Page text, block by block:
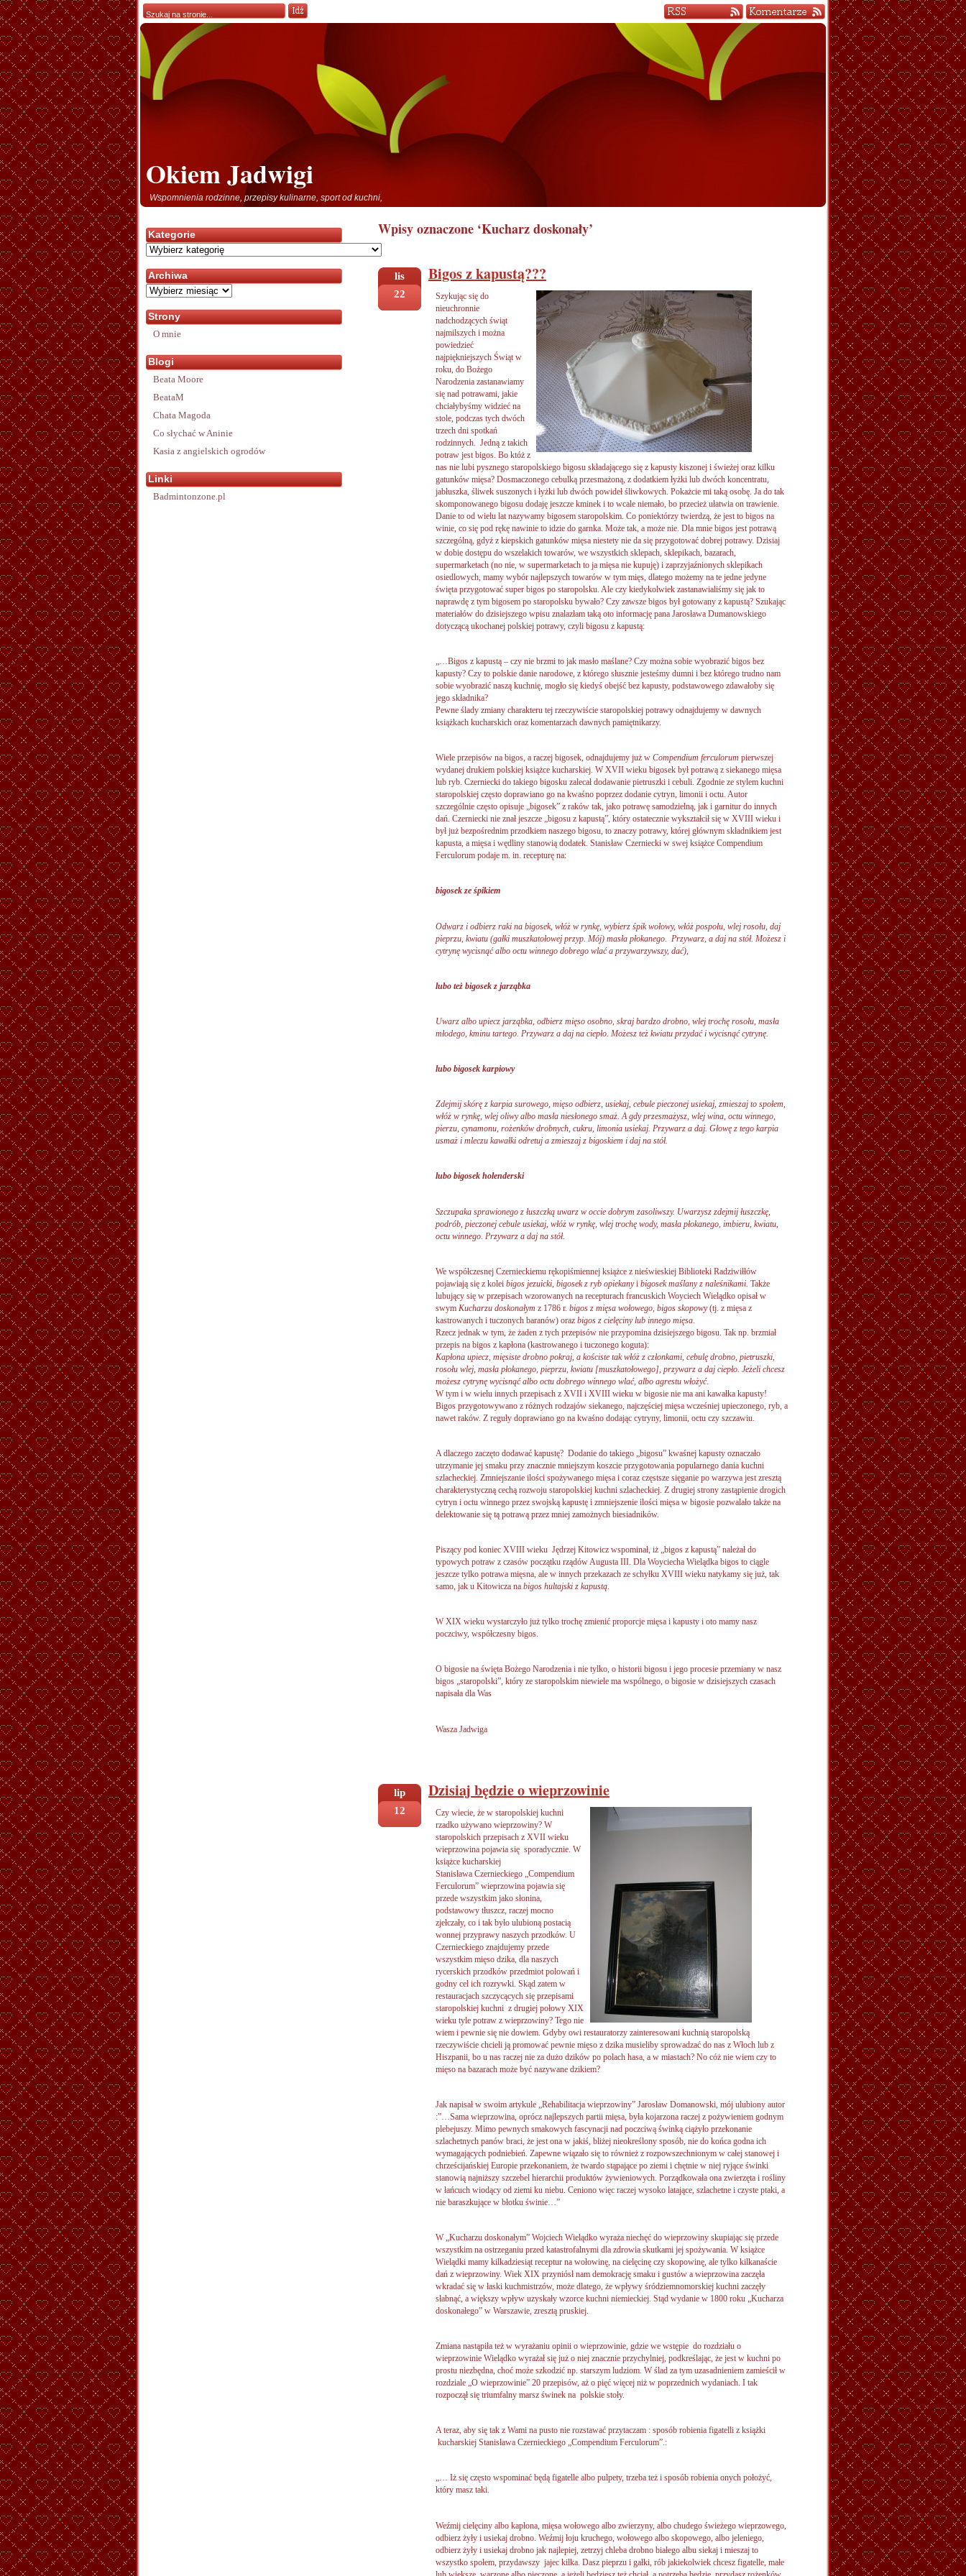
Okiem Jadwigi
Wspomnienia rodzinne, przepisy kulinarne, sport od kuchni,
Wpisy oznaczone ‘Kucharz doskonały’
lis
22
Bigos z kapustą???
Szykując się do
nieuchronnie
nadchodzących świąt
najmilszych i można
powiedzieć
najpiękniejszych Świąt w
roku, do Bożego
Narodzenia zastanawiamy
się nad potrawami, jakie
chciałybyśmy widzieć na
stole, podczas tych dwóch
trzech dni spotkań
rodzinnych. Jedną z takich
potraw jest bigos. Bo któż z
nas nie lubi pysznego staropolskiego bigosu składającego się z kapusty kiszonej i świeżej oraz kilku
gatunków mięsa? Dosmaczonego cebulką przesmażoną, z dodatkiem łyżki lub dwóch koncentratu,
jabłuszka, śliwek suszonych i łyżki lub dwóch powideł śliwkowych. Pokażcie mi taką osobę. Ja do tak
skomponowanego bigosu dodaję jeszcze kminek i to wcale niemało, bo przecież ułatwia on trawienie.
Danie to od wielu lat nazywamy bigosem staropolskim. Co poniektórzy twierdzą, że jest to bigos na
winie, co się pod rękę nawinie to idzie do garnka. Może tak, a może nie. Dla mnie bigos jest potrawą
szczególną, gdyż z kiepskich gatunków mięsa niestety nie da się przygotować dobrej potrawy. Dzisiaj
w dobie dostępu do wszelakich towarów, we wszystkich sklepach, sklepikach, bazarach,
supermarketach (no nie, w supermarketach to ja mięsa nie kupuję) i zaprzyjaźnionych sklepikach
osiedlowych, mamy wybór najlepszych towarów w tym mięs, dlatego możemy na te jedne jedyne
święta przygotować super bigos po staropolsku. Ale czy kiedykolwiek zastanawialiśmy się jak to
naprawdę z tym bigosem po staropolsku bywało? Czy zawsze bigos był gotowany z kapustą? Szukając
materiałów do dzisiejszego wpisu znalazłam taką oto informację pana Jarosława Dumanowskiego
dotyczącą ukochanej polskiej potrawy, czyli bigosu z kapustą:
„…Bigos z kapustą – czy nie brzmi to jak masło maślane? Czy można sobie wyobrazić bigos bez
kapusty? Czy to polskie danie narodowe, z którego słusznie jesteśmy dumni i bez którego trudno nam
sobie wyobrazić naszą kuchnię, mogło się kiedyś obejść bez kapusty, podstawowego zdawałoby się
jego składnika?
Pewne ślady zmiany charakteru tej rzeczywiście staropolskiej potrawy odnajdujemy w dawnych
książkach kucharskich oraz komentarzach dawnych pamiętnikarzy.
Wiele przepisów na bigos, a raczej bigosek, odnajdujemy już w Compendium ferculorum pierwszej
wydanej drukiem polskiej książce kucharskiej. W XVII wieku bigosek był potrawą z siekanego mięsa
lub ryb. Czerniecki do takiego bigosku zalecał dodawanie pietruszki i cebuli. Zgodnie ze stylem kuchni
staropolskiej często doprawiano go na kwaśno poprzez dodanie cytryn, limonii i octu. Autor
szczególnie często opisuje „bigosek” z raków tak, jako potrawę samodzielną, jak i garnitur do innych
dań. Czerniecki nie znał jeszcze „bigosu z kapustą”, który ostatecznie wykształcił się w XVIII wieku i
był już bezpośrednim przodkiem naszego bigosu, to znaczy potrawy, której głównym składnikiem jest
kapusta, a mięsa i wędliny stanowią dodatek. Stanisław Czerniecki w swej książce Compendium
Ferculorum podaje m. in. recepturę na:
bigosek ze śpikiem
Odwarz i odbierz raki na bigosek, włóż w rynkę, wybierz śpik wołowy, włóż pospołu, wlej rosołu, daj
pieprzu, kwiatu (gałki muszkatołowej przyp. Mój) masła płokanego. Przywarz, a daj na stół. Możesz i
cytrynę wycisnąć albo octu winnego dobrego wlać a przywarzywszy, dać),
lubo też bigosek z jarząbka
Uwarz albo upiecz jarząbka, odbierz mięso osobno, skraj bardzo drobno, wlej trochę rosołu, masła
młodego, kminu tartego. Przywarz a daj na ciepło. Możesz też kwiatu przydać i wycisnąć cytrynę.
lubo bigosek karpiowy
Zdejmij skórę z karpia surowego, mięso odbierz, usiekaj, cebule pieczonej usiekaj, zmieszaj to społem,
włóż w rynkę, wlej oliwy albo masła niesłonego smaż. A gdy przesmażysz, wlej wina, octu winnego,
pierzu, cynamonu, rożenków drobnych, cukru, limonia usiekaj. Przywarz a daj. Głowę z tego karpia
usmaż i mleczu kawałki odretuj a zmieszaj z bigoskiem i daj na stół.
lubo bigosek holenderski
Szczupaka sprawionego z łuszczką uwarz w occie dobrym zasoliwszy. Uwarzysz zdejmij łuszczkę,
podrób, pieczonej cebule usiekaj, włóż w rynkę, wlej trochę wody, masła płokanego, imbieru, kwiatu,
octu winnego. Przywarz a daj na stół.
We współczesnej Czernieckiemu rękopiśmiennej książce z nieświeskiej Biblioteki Radziwiłłów
pojawiają się z kolei bigos jezuicki, bigosek z ryb opiekanyi bigosek maślany z naleśnikami. Także
lubujący się w przepisach wzorowanych na recepturach francuskich Woyciech Wielądko opisał w
swym Kucharzu doskonałym z 1786 r. bigos z mięsa wołowego, bigos skopowy(tj. z mięsa z
kastrowanych i tuczonych baranów) oraz bigos z cielęciny lub innego mięsa
Rzecz jednak w tym, że żaden z tych przepisów nie przypomina dzisiejszego bigosu. Tak np. brzmiał
przepis na bigos z kapłona (kastrowanego i tuczonego koguta):
Kapłona upiecz, mięsiste drobno pokraj, a kościste tak włóż z członkami, cebulę drobno, pietruszki,
rosołu wlej, masła płokanego, pieprzu, kwiatu [muszkatołowego], przywarz a daj ciepło. Jeżeli chcesz
możesz cytrynę wycisnąć albo octu dobrego winnego wlać, albo agrestu włożyć.
W tym i w wielu innych przepisach z XVII i XVIII wieku w bigosie nie ma ani kawałka kapusty!
Bigos przygotowywano z różnych rodzajów siekanego, najczęściej mięsa wcześniej upieczonego, ryb, a
nawet raków. Z reguły doprawiano go na kwaśno dodając cytryny, limonii, octu czy szczawiu.
A dlaczego zaczęto dodawać kapustę? Dodanie do takiego „bigosu” kwaśnej kapusty oznaczało
utrzymanie jej smaku przy znacznie mniejszym koszcie przygotowania popularnego dania kuchni
szlacheckiej. Zmniejszanie ilości spożywanego mięsa i coraz częstsze sięganie po warzywa jest zresztą
charakterystyczną cechą rozwoju staropolskiej kuchni szlacheckiej. Z drugiej strony zastąpienie drogich
cytryn i octu winnego przez swojską kapustę i zmniejszenie ilości mięsa w bigosie pozwalało także na
delektowanie się tą potrawą przez mniej zamożnych biesiadników.
Piszący pod koniec XVIII wieku Jędrzej Kitowicz wspominał, iż „bigos z kapustą” należał do
typowych potraw z czasów początku rządów Augusta III. Dla Woyciecha Wielądka bigos to ciągle
jeszcze tylko potrawa mięsna, ale w innych przekazach ze schyłku XVIII wieku natykamy się już, tak
samo, jak u Kitowicza na bigos hultajski z kapustą.
W XIX wieku wystarczyło już tylko trochę zmienić proporcje mięsa i kapusty i oto mamy nasz
poczciwy, współczesny bigos.
O bigosie na święta Bożego Narodzenia i nie tylko, o historii bigosu i jego procesie przemiany w nasz
bigos „staropolski”, który ze staropolskim niewiele ma wspólnego, o bigosie w dzisiejszych czasach
napisała dla Was
Wasza Jadwiga
lip
12
Dzisiaj będzie o wieprzowinie
Czy wiecie, że w staropolskiej kuchni
rzadko używano wieprzowiny? W
staropolskich przepisach z XVII wieku
wieprzowina pojawia się sporadycznie. W
książce kucharskiej
Stanisława Czernieckiego „Compendium
Ferculorum” wieprzowina pojawia się
przede wszystkim jako słonina,
podstawowy tłuszcz, raczej mocno
zjełczały, co i tak było ulubioną postacią
wonnej przyprawy naszych przodków. U
Czernieckiego znajdujemy przede
wszystkim mięso dzika, dla naszych
rycerskich przodków przedmiot polowań i
godny cel ich rozrywki. Skąd zatem w
restauracjach szczycących się przepisami
staropolskiej kuchni z drugiej połowy XIX
wieku tyle potraw z wieprzowiny? Tego nie
wiem i pewnie się nie dowiem. Gdyby owi restauratorzy zainteresowani kuchnią staropolską
rzeczywiście chcieli ją promować pewnie mięso z dzika musieliby sprowadzać do nas z Włoch lub z
Hiszpanii, bo u nas raczej nie za dużo dzików po polach hasa, a w miastach? No cóż nie wiem czy to
mięso na bazarach może być nazywane dzikiem?
Jak napisał w swoim artykule „Rehabilitacja wieprzowiny” Jarosław Domanowski, mój ulubiony autor
:”…Sama wieprzowina, oprócz najlepszych partii mięsa, była kojarzona raczej z pożywieniem godnym
plebejuszy. Mimo pewnych smakowych fascynacji nad poczciwą świnką ciążyło przekonanie
szlachetnych panów braci, że jest ona w jakiś, bliżej nieokreślony sposób, nie do końca godna ich
wymagających podniebień. Zapewne wiązało się to również z rozpowszechnionym w całej stanowej i
chrześcijańskiej Europie przekonaniem, że twardo stąpające po ziemi i chętnie w niej ryjące świnki
stanowią najniższy szczebel hierarchii produktów żywieniowych. Porządkowała ona zwierzęta i rośliny
w łańcuch wiodący od ziemi ku niebu. Ceniono więc raczej wysoko latające, szlachetne i czyste ptaki, a
nie baraszkujące w błotku świnie…”
W „Kucharzu doskonałym” Wojciech Wielądko wyraża niechęć do wieprzowiny skupiając się przede
wszystkim na ostrzeganiu przed katastrofalnymi dla zdrowia skutkami jej spożywania. W książce
Wielądki mamy kilkadziesiąt receptur na wołowinę, na cielęcinę czy skopowinę, ale tylko kilkanaście
dań z wieprzowiny. Wiek XIX przyniósł nam demokrację smaku i gustów a wieprzowina zaczęła
wkradać się w łaski kuchmistrzów, może dlatego, że wpływy śródziemnomorskiej kuchni zaczęły
słabnąć, a większy wpływ uzyskały wzorce kuchni niemieckiej. Stąd wydanie w 1800 roku „Kucharza
doskonałego” w Warszawie, zresztą pruskiej.
Zmiana nastąpiła też w wyrażaniu opinii o wieprzowinie, gdzie we wstępie do rozdziału o
wieprzowinie Wielądko wyrażał się już o niej znacznie przychylniej, podkreślając, że jest w kuchni po
prostu niezbędna, choć może szkodzić np. starszym ludziom. W ślad za tym uzasadnieniem zamieścił w
rozdziale „O wieprzowinie” 20 przepisów, aż o pięć więcej niż w poprzednich wydaniach. I tak
rozpoczął się triumfalny marsz świnek na polskie stoły.
A teraz, aby się tak z Wami na pusto nie rozstawać przytaczam : sposób robienia figatelli z książki
kucharskiej Stanisława Czernieckiego „Compendium Ferculorum”.:
„… Iż się często wspominać będą figatelle albo pulpety, trzeba też i sposób robienia onych położyć,
który masz taki.
Weźmij cielęciny albo kapłona, mięsa wołowego albo zwierzyny, albo chudego świeżego wieprzowego,
odbierz żyły i usiekaj drobno. Weźmij łoju kruchego, wołowego albo skopowego, albo jeleniego,
odbierz żyły i usiekaj drobno jak najlepiej, zetrzyj chleba drobno białego albu siekaj i mieszaj to
wszystko społem, przydawszy jajec kilka. Dasz pieprzu i gałki, rób jakiekolwiek chcesz figatelle, małe
Kategorie
Kategorie
Archiwa
Archiwa
Strony
O mnie
Blogi
Beata Moore
BeataM
Chata Magoda
Co słychać w Aninie
Kasia z angielskich ogrodów
Linki
Badmintonzone.pl